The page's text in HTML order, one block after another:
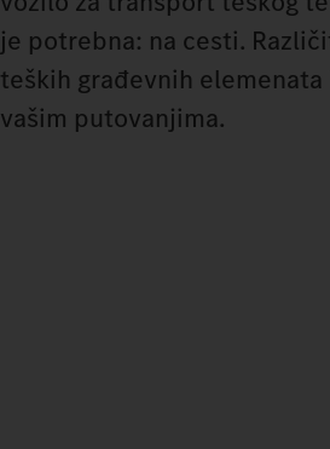
je potrebna: na cesti.
teških građevnih
vašim putovanjima.